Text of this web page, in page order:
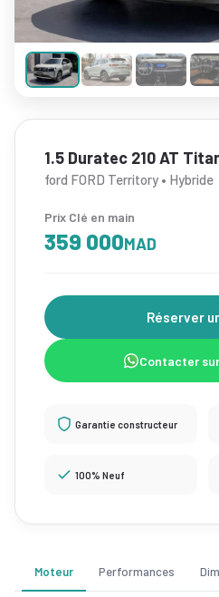
1.5 Duratec 210 AT
ford FORD Territory • Hybride
Prix Clé en main
359 000MAD
Réserver
Contacter
Garantie constructeur
100% Neuf
Moteur Performances